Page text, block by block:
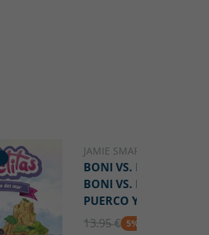
NOVIDADE
JAMIE SMART
BONI VS. MONO 8.
BONI VS. MONO EN
PUERCO Y ALMA
13.95 € 5% DTO